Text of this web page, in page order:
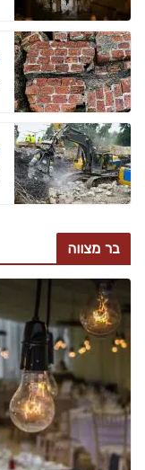
בר מצווה